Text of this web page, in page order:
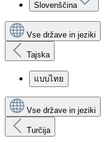
Slovenščina
Vse države in jeziki
Tajska
แบบไทย
Vse države in jeziki
Turčija